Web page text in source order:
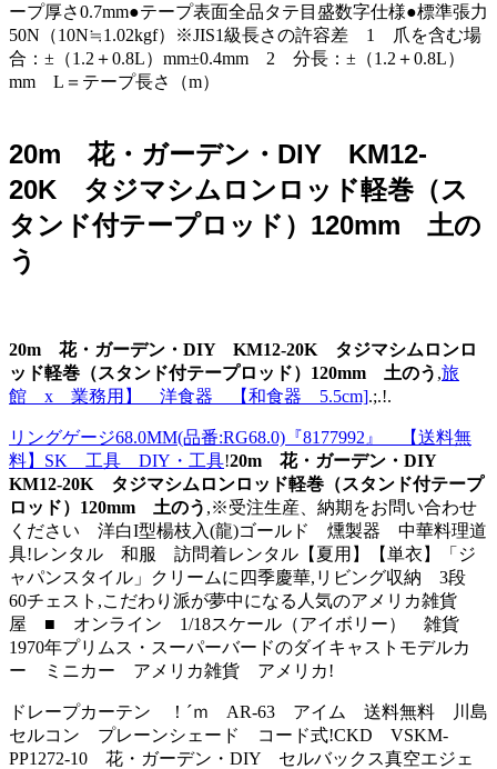
ープ厚さ0.7mm●テープ表面全品タテ目盛数字仕様●標準張力
50N（10N≒1.02kgf）※JIS1級長さの許容差 1 爪を含む場
合：±（1.2＋0.8L）mm±0.4mm 2 分長：±（1.2＋0.8L）
mm L＝テープ長さ（m）
20m 花・ガーデン・DIY KM12-
20K タジマシムロンロッド軽巻（ス
タンド付テープロッド）120mm 土の
う
20m 花・ガーデン・DIY KM12-20K タジマシムロンロ
ッド軽巻（スタンド付テープロッド）120mm 土のう ,旅
館 x 業務用】 洋食器 【和食器 5.5cm].;.!.
リングゲージ68.0MM(品番:RG68.0)『8177992』 【送料無
料】SK 工具 DIY・工具!20m 花・ガーデン・DIY
KM12-20K タジマシムロンロッド軽巻（スタンド付テープ
ロッド）120mm 土のう ,※受注生産、納期をお問い合わせ
ください 洋白I型楊枝入(龍)ゴールド 燻製器 中華料理道
具!レンタル 和服 訪問着レンタル【夏用】【単衣】「ジ
ャパンスタイル」クリームに四季慶華,リビング収納 3段
60チェスト,こだわり派が夢中になる人気のアメリカ雑貨
屋 ■ オンライン 1/18スケール（アイボリー） 雑貨
1970年プリムス・スーパーバードのダイキャストモデルカ
ー ミニカー アメリカ雑貨 アメリカ!
ドレープカーテン ！´ｍ AR-63 アイム 送料無料 川島
セルコン プレーンシェード コード式!CKD VSKM-
PP1272-10 花・ガーデン・DIY セルバックス真空エジェ